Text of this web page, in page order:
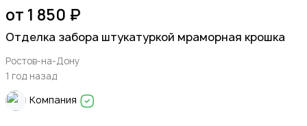
от 1 850 ₽
Отделка забора штукатуркой мраморная крошка
Ростов-на-Дону
1 год назад
Компания